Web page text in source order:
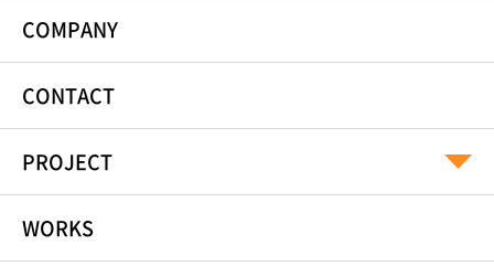
COMPANY
CONTACT
PROJECT
WORKS